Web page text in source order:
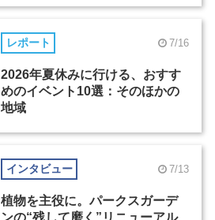
レポート 7/16
2026年夏休みに行ける、おすす
めのイベント10選：そのほかの
地域
インタビュー 7/13
植物を主役に。パークスガーデ